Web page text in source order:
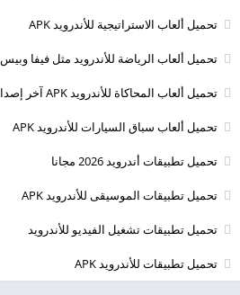
تحميل ألعاب الاستراتيجية للأندرويد APK
تحميل ألعاب الرياضة للأندرويد مثل فيفا وبيس
تحميل ألعاب المحاكاة للأندرويد APK آخر إصدار
تحميل ألعاب سباق السيارات للأندرويد APK
تحميل تطبيقات أندرويد 2026 مجانا
تحميل تطبيقات الموسيقى للأندرويد APK
تحميل تطبيقات تشغيل الفيديو للأندرويد
تحميل تطبيقات للأندرويد APK